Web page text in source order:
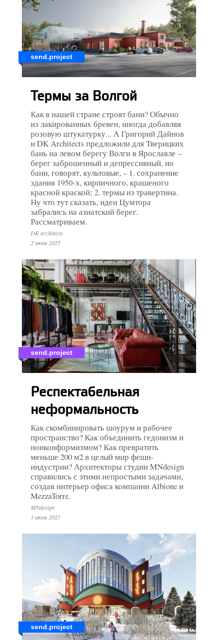
send.project
Термы за Волгой
Как в нашей стране строят бани? Обычно
из лакированных бревен, иногда добавляя
розовую штукатурку... А Григорий Дайнов
и DK Architects предложили для Тверицких
бань на левом берегу Волги в Ярославле –
берег заброшенный и депрессивный, но
бани, говорят, культовые, – 1. сохранение
здания 1950-х, кирпичного, крашеного
красной краской; 2. термы из травертина.
Ну что тут сказать, идеи Цумтора
забрались на азиатский берег.
Рассматриваем.
DK architects
2 июля 2025
send.project
Респектабельная
неформальность
Как скомбинировать шоурум и рабочее
пространство? Как объединить гедонизм и
нонконформизмом? Как превратить
меньше 200 м2 в целый мир фешн-
индустрии? Архитекторы студии MNdesign
справились с этими непростыми задачами,
создав интерьер офиса компании Albione и
MezzaTorre.
MNdesign
1 июля 2025
send.project